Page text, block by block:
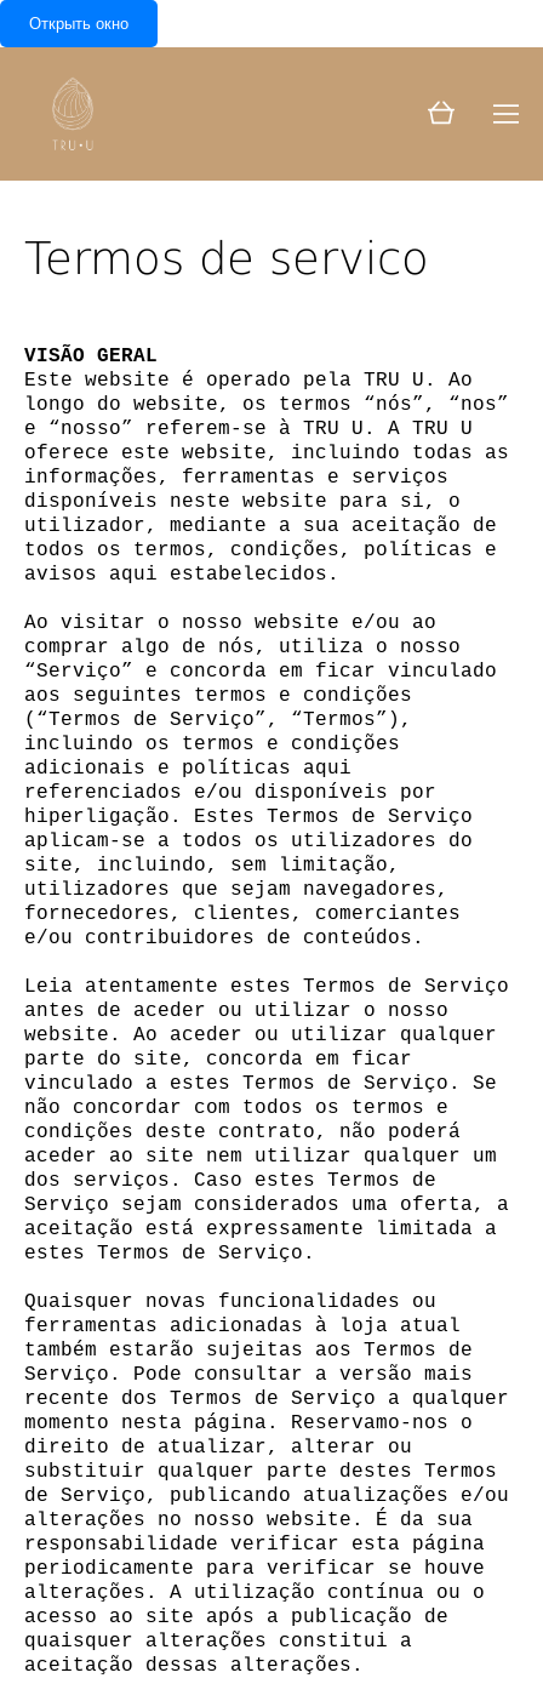
Открыть окно
Termos de servico
VISÃO GERAL
Este website é operado pela TRU U. Ao
longo do website, os termos “nós”, “nos”
e “nosso” referem-se à TRU U. A TRU U
oferece este website, incluindo todas as
informações, ferramentas e serviços
disponíveis neste website para si, o
utilizador, mediante a sua aceitação de
todos os termos, condições, políticas e
avisos aqui estabelecidos.
Ao visitar o nosso website e/ou ao
comprar algo de nós, utiliza o nosso
“Serviço” e concorda em ficar vinculado
aos seguintes termos e condições
(“Termos de Serviço”, “Termos”),
incluindo os termos e condições
adicionais e políticas aqui
referenciados e/ou disponíveis por
hiperligação. Estes Termos de Serviço
aplicam-se a todos os utilizadores do
site, incluindo, sem limitação,
utilizadores que sejam navegadores,
fornecedores, clientes, comerciantes
e/ou contribuidores de conteúdos.
Leia atentamente estes Termos de Serviço
antes de aceder ou utilizar o nosso
website. Ao aceder ou utilizar qualquer
parte do site, concorda em ficar
vinculado a estes Termos de Serviço. Se
não concordar com todos os termos e
condições deste contrato, não poderá
aceder ao site nem utilizar qualquer um
dos serviços. Caso estes Termos de
Serviço sejam considerados uma oferta, a
aceitação está expressamente limitada a
estes Termos de Serviço.
Quaisquer novas funcionalidades ou
ferramentas adicionadas à loja atual
também estarão sujeitas aos Termos de
Serviço. Pode consultar a versão mais
recente dos Termos de Serviço a qualquer
momento nesta página. Reservamo-nos o
direito de atualizar, alterar ou
substituir qualquer parte destes Termos
de Serviço, publicando atualizações e/ou
alterações no nosso website. É da sua
responsabilidade verificar esta página
periodicamente para verificar se houve
alterações. A utilização contínua ou o
acesso ao site após a publicação de
quaisquer alterações constitui a
aceitação dessas alterações.